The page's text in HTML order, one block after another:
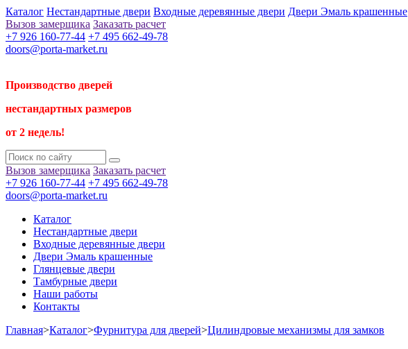
Каталог Нестандартные двери Входные деревянные двери Двери Эмаль крашенные
Вызов замерщика Заказать расчет
+7 926 160-77-44 +7 495 662-49-78
doors@porta-market.ru
Производство дверей
нестандартных размеров
от 2 недель!
Вызов замерщика Заказать расчет
+7 926 160-77-44 +7 495 662-49-78
doors@porta-market.ru
Каталог
Нестандартные двери
Входные деревянные двери
Двери Эмаль крашенные
Глянцевые двери
Тамбурные двери
Наши работы
Контакты
Главная>Каталог>Фурнитура для дверей>Цилиндровые механизмы для замков